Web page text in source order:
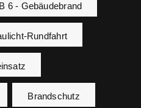
B 6 - Gebäudebrand
Rundfahrt
Brandschutz